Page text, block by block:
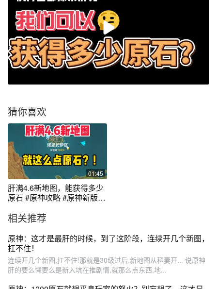
猜你喜欢
01:45
肝满4.6新地图，能获得多少
原石 #原神攻略 #原神新版本
相关推荐
原神：这才是最肝的时候，到了这阶段，连续开几个新图，
扛不住！
连续开几个新图,扛不住!那就是30级过后,新地图从稻妻开... 说原神
肝的要么懒要么是新入坑在推剧情,就那么点东西,地...